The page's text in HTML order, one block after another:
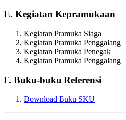
E. Kegiatan Kepramukaan
Kegiatan Pramuka Siaga
Kegiatan Pramuka Penggalang
Kegiatan Pramuka Penegak
Kegiatan Pramuka Penggalang
F. Buku-buku Referensi
Download Buku SKU